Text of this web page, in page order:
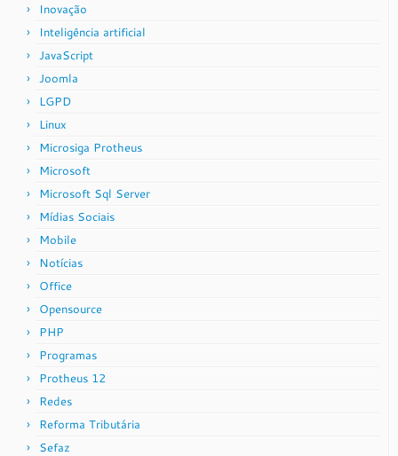
Inovação
Inteligência artificial
JavaScript
Joomla
LGPD
Linux
Microsiga Protheus
Microsoft
Microsoft Sql Server
Mídias Sociais
Mobile
Notícias
Office
Opensource
PHP
Programas
Protheus 12
Redes
Reforma Tributária
Sefaz